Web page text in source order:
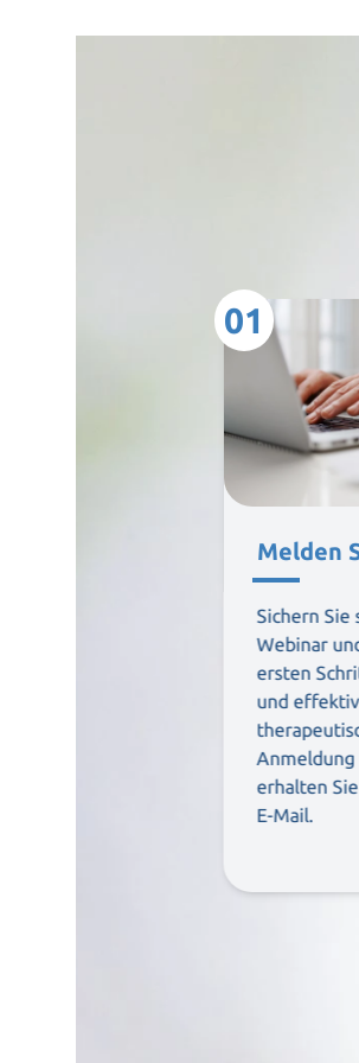
01
Melden
Sichern Sie
Webinar
ersten
und
Anmeldung
erhalten
E-Mail.